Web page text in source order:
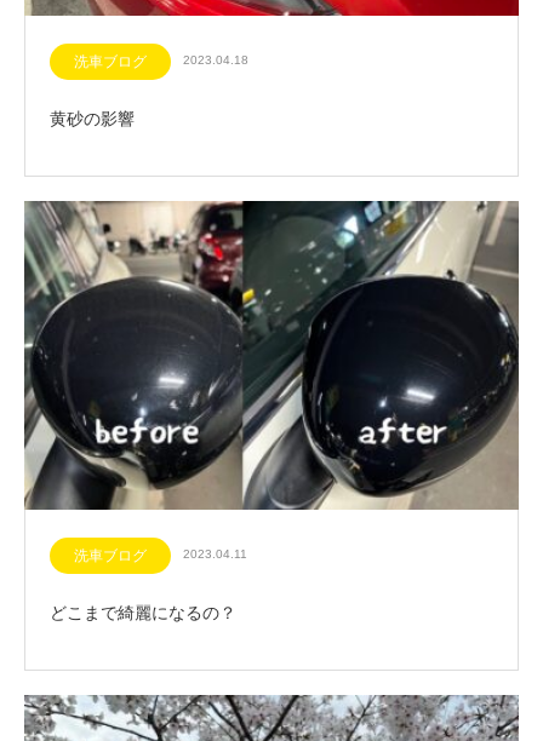
洗車ブログ 2023.04.18
黄砂の影響
洗車ブログ 2023.04.11
どこまで綺麗になるの？